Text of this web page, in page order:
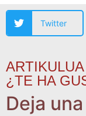
Twitter
¿TE HA
Deja